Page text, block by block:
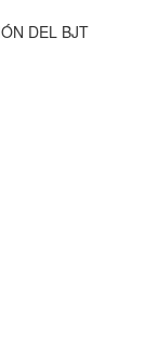
DEL BJT